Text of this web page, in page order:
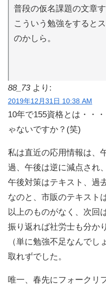
普段の仮名課題の文章
こういう勉強をすると
のかしら。
88_73 より:
2019年12月31日 10:38 AM
10年で155資格とは・・
ゃないですか？(笑)
私は直近の応用情報は、
過、午後は逆に減点され
午後対策はテキスト、過
なのと、市販のテキスト
以上のものがなく、次回
振り返れば社労士も分か
（単に勉強不足なんでし
取れずでした。
唯一、春先にフォークリ